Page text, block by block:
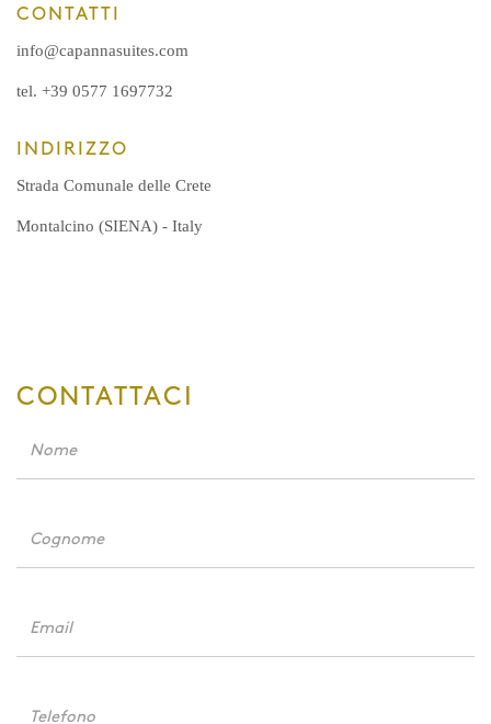
CONTATTI
info@capannasuites.com
tel. +39 0577 1697732
INDIRIZZO
Strada Comunale delle Crete
Montalcino (SIENA) - Italy
CONTATTACI